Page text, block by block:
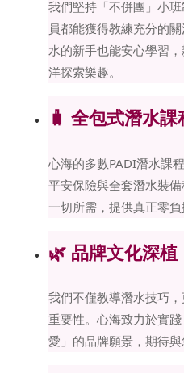
我們堅持「不併團」小
員都能獲得教練充分的
水的新手也能安心學習
洋探索樂趣。
🧳 全包式潛水
心海的多數PADI潛水課
平安保險與全套潛水裝
一切所需，提供真正零負
🌿 品牌文化深
我們不僅教導潛水技巧
重要性。心海致力於實
愛」的品牌願景，期待與